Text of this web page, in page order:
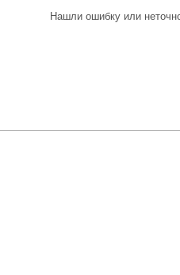
Нашли ошибку или